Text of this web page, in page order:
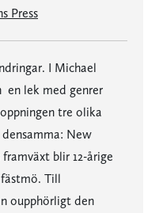
Press
I Michael
en lek med genrer 
tre olika
New
blir 12-årige
Till
oupphörligt den